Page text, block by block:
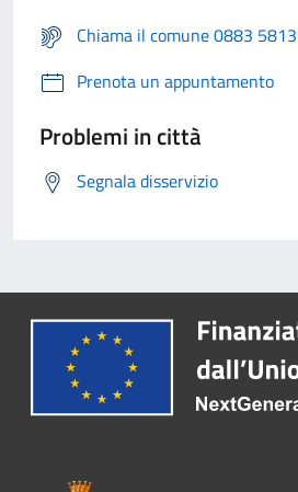
Chiama il comune 0883
Prenota un appuntamento
Problemi in città
Segnala disservizio